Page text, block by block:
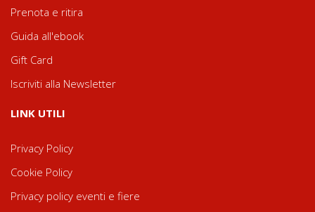
Prenota e ritira
Guida all'ebook
Gift Card
Iscriviti alla Newsletter
LINK UTILI
Privacy Policy
Cookie Policy
Privacy policy eventi e fiere